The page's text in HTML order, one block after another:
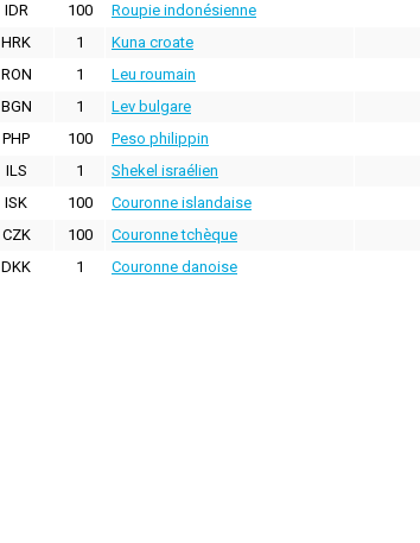
IDR
100 Roupie indonésienne
HRK
1 Kuna croate
RON
1 Leu roumain
BGN
1 Lev bulgare
PHP
100 Peso philippin
ILS
1 Shekel israélien
ISK
100 Couronne islandaise
CZK
100 Couronne tchèque
DKK
1 Couronne danoise